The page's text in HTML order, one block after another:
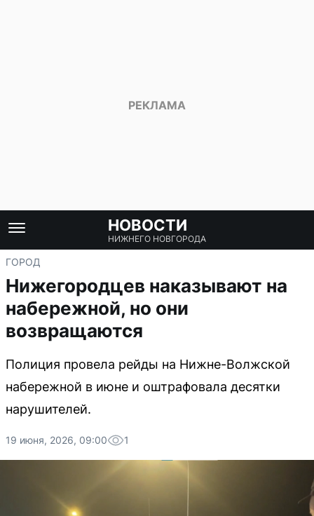
НОВОСТИ
НИЖНЕГО НОВГОРОДА
ГОРОД
Нижегородцев наказывают на
набережной, но они
возвращаются
Полиция провела рейды на Нижне-Волжской
набережной в июне и оштрафовала десятки
нарушителей.
19 июня, 2026, 09:00 1